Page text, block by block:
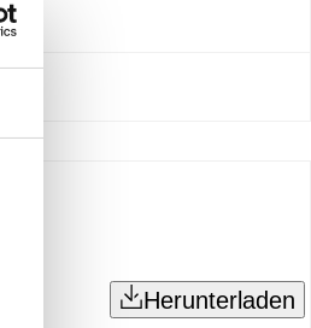
Herunterladen